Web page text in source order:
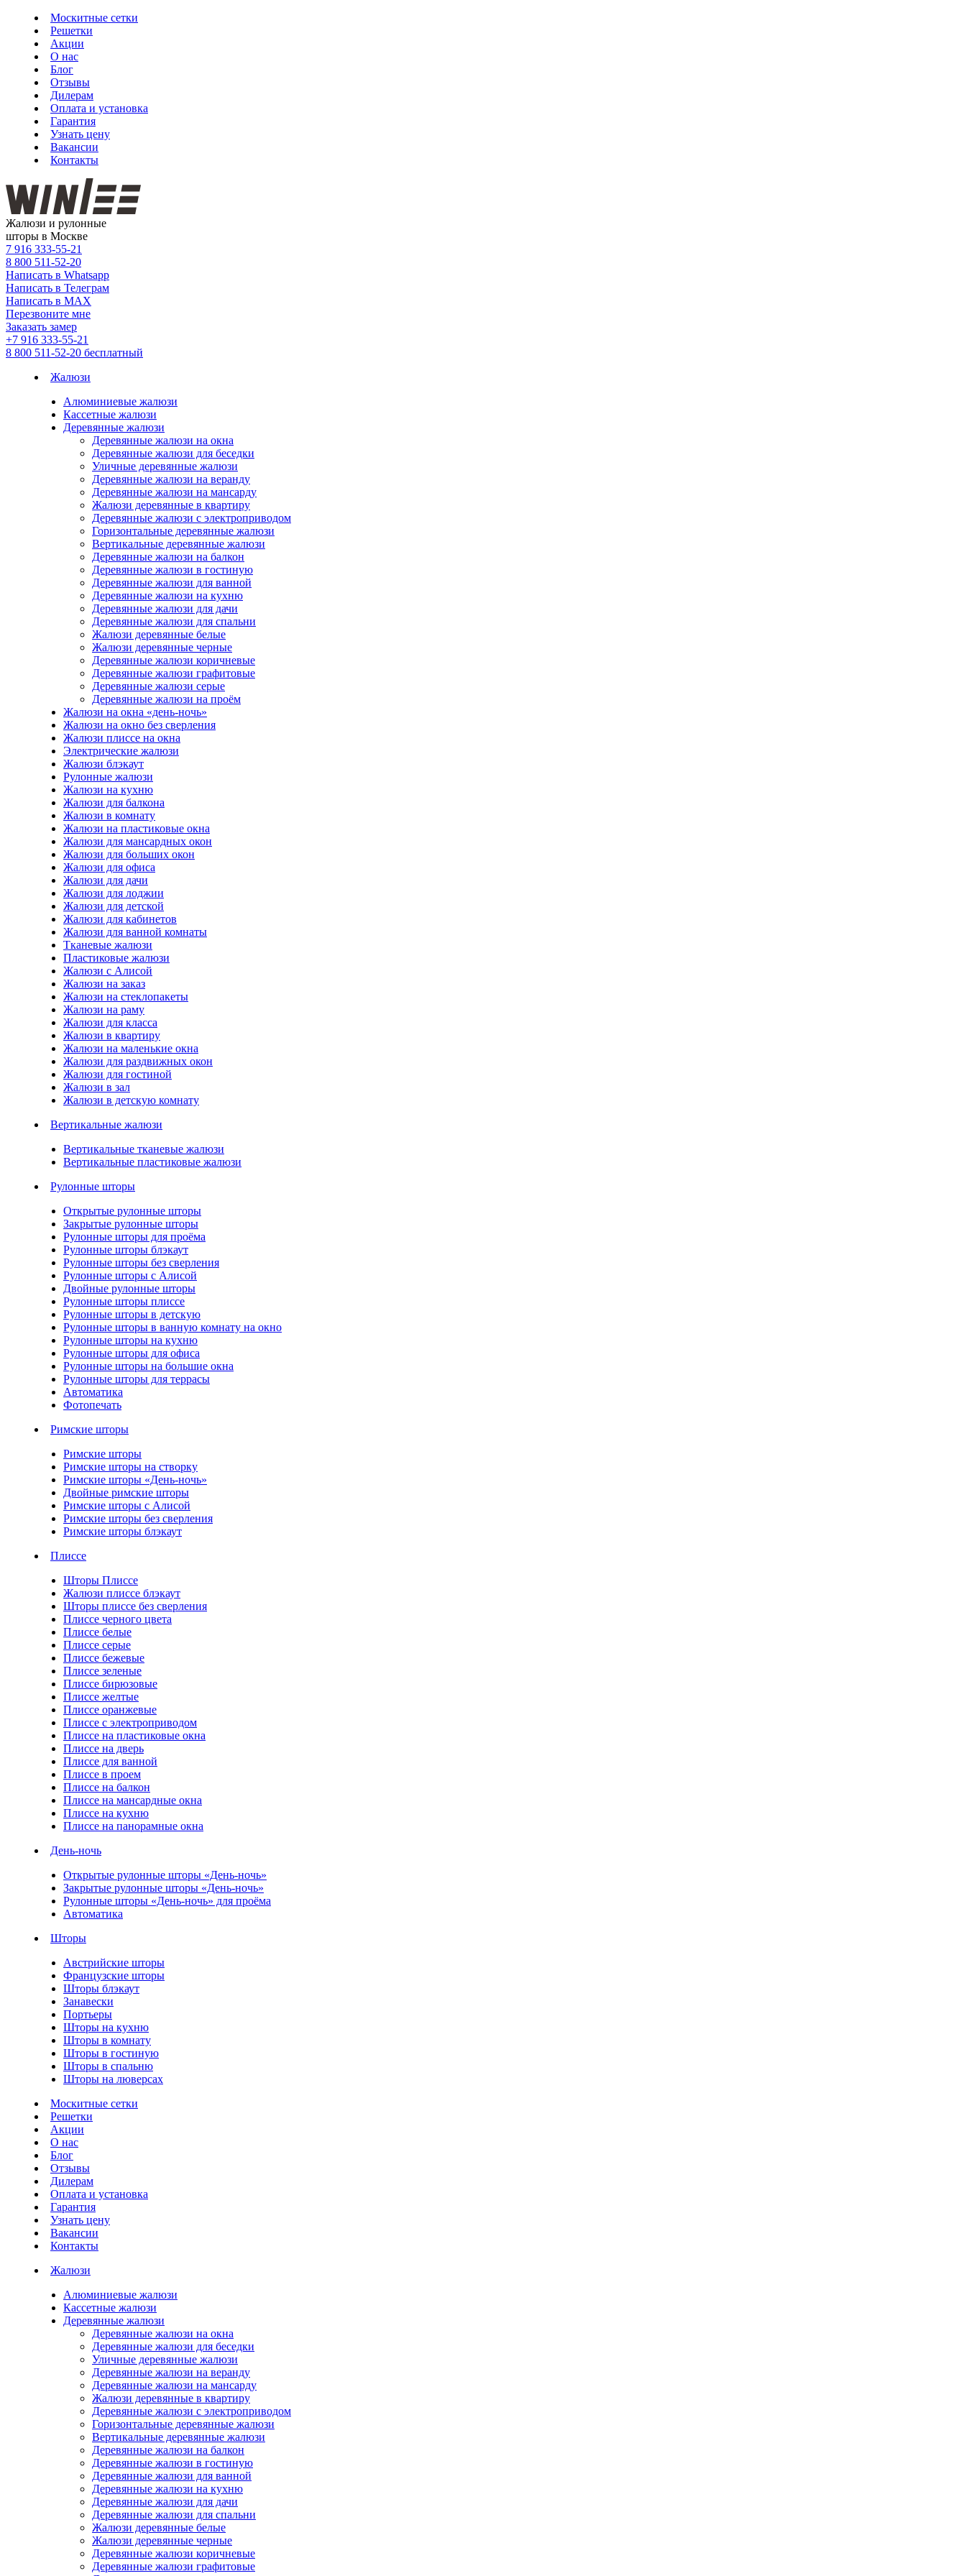
Москитные сетки
Решетки
Акции
О нас
Блог
Отзывы
Дилерам
Оплата и установка
Гарантия
Узнать цену
Вакансии
Контакты
Жалюзи и рулонные
шторы в Москве
7 916 333-55-21
8 800 511-52-20
Написать в Whatsapp
Написать в Телеграм
Написать в MAX
Перезвоните мне
Заказать замер
+7 916 333-55-21
8 800 511-52-20 бесплатный
Жалюзи
Алюминиевые жалюзи
Кассетные жалюзи
Деревянные жалюзи
Деревянные жалюзи на окна
Деревянные жалюзи для беседки
Уличные деревянные жалюзи
Деревянные жалюзи на веранду
Деревянные жалюзи на мансарду
Жалюзи деревянные в квартиру
Деревянные жалюзи с электроприводом
Горизонтальные деревянные жалюзи
Вертикальные деревянные жалюзи
Деревянные жалюзи на балкон
Деревянные жалюзи в гостиную
Деревянные жалюзи для ванной
Деревянные жалюзи на кухню
Деревянные жалюзи для дачи
Деревянные жалюзи для спальни
Жалюзи деревянные белые
Жалюзи деревянные черные
Деревянные жалюзи коричневые
Деревянные жалюзи графитовые
Деревянные жалюзи серые
Деревянные жалюзи на проём
Жалюзи на окна «день-ночь»
Жалюзи на окно без сверления
Жалюзи плиссе на окна
Электрические жалюзи
Жалюзи блэкаут
Рулонные жалюзи
Жалюзи на кухню
Жалюзи для балкона
Жалюзи в комнату
Жалюзи на пластиковые окна
Жалюзи для мансардных окон
Жалюзи для больших окон
Жалюзи для офиса
Жалюзи для дачи
Жалюзи для лоджии
Жалюзи для детской
Жалюзи для кабинетов
Жалюзи для ванной комнаты
Тканевые жалюзи
Пластиковые жалюзи
Жалюзи с Алисой
Жалюзи на заказ
Жалюзи на стеклопакеты
Жалюзи на раму
Жалюзи для класса
Жалюзи в квартиру
Жалюзи на маленькие окна
Жалюзи для раздвижных окон
Жалюзи для гостиной
Жалюзи в зал
Жалюзи в детскую комнату
Вертикальные жалюзи
Вертикальные тканевые жалюзи
Вертикальные пластиковые жалюзи
Рулонные шторы
Открытые рулонные шторы
Закрытые рулонные шторы
Рулонные шторы для проёма
Рулонные шторы блэкаут
Рулонные шторы без сверления
Рулонные шторы с Алисой
Двойные рулонные шторы
Рулонные шторы плиссе
Рулонные шторы в детскую
Рулонные шторы в ванную комнату на окно
Рулонные шторы на кухню
Рулонные шторы для офиса
Рулонные шторы на большие окна
Рулонные шторы для террасы
Автоматика
Фотопечать
Римские шторы
Римские шторы
Римские шторы на створку
Римские шторы «День-ночь»
Двойные римские шторы
Римские шторы с Алисой
Римские шторы без сверления
Римские шторы блэкаут
Плиссе
Шторы Плиссе
Жалюзи плиссе блэкаут
Шторы плиссе без сверления
Плиссе черного цвета
Плиссе белые
Плиссе серые
Плиссе бежевые
Плиссе зеленые
Плиссе бирюзовые
Плиссе желтые
Плиссе оранжевые
Плиссе с электроприводом
Плиссе на пластиковые окна
Плиссе на дверь
Плиссе для ванной
Плиссе в проем
Плиссе на балкон
Плиссе на мансардные окна
Плиссе на кухню
Плиссе на панорамные окна
День-ночь
Открытые рулонные шторы «День-ночь»
Закрытые рулонные шторы «День-ночь»
Рулонные шторы «День-ночь» для проёма
Автоматика
Шторы
Австрийские шторы
Французские шторы
Шторы блэкаут
Занавески
Портьеры
Шторы на кухню
Шторы в комнату
Шторы в гостиную
Шторы в спальню
Шторы на люверсах
Москитные сетки
Решетки
Акции
О нас
Блог
Отзывы
Дилерам
Оплата и установка
Гарантия
Узнать цену
Вакансии
Контакты
Жалюзи
Алюминиевые жалюзи
Кассетные жалюзи
Деревянные жалюзи
Деревянные жалюзи на окна
Деревянные жалюзи для беседки
Уличные деревянные жалюзи
Деревянные жалюзи на веранду
Деревянные жалюзи на мансарду
Жалюзи деревянные в квартиру
Деревянные жалюзи с электроприводом
Горизонтальные деревянные жалюзи
Вертикальные деревянные жалюзи
Деревянные жалюзи на балкон
Деревянные жалюзи в гостиную
Деревянные жалюзи для ванной
Деревянные жалюзи на кухню
Деревянные жалюзи для дачи
Деревянные жалюзи для спальни
Жалюзи деревянные белые
Жалюзи деревянные черные
Деревянные жалюзи коричневые
Деревянные жалюзи графитовые